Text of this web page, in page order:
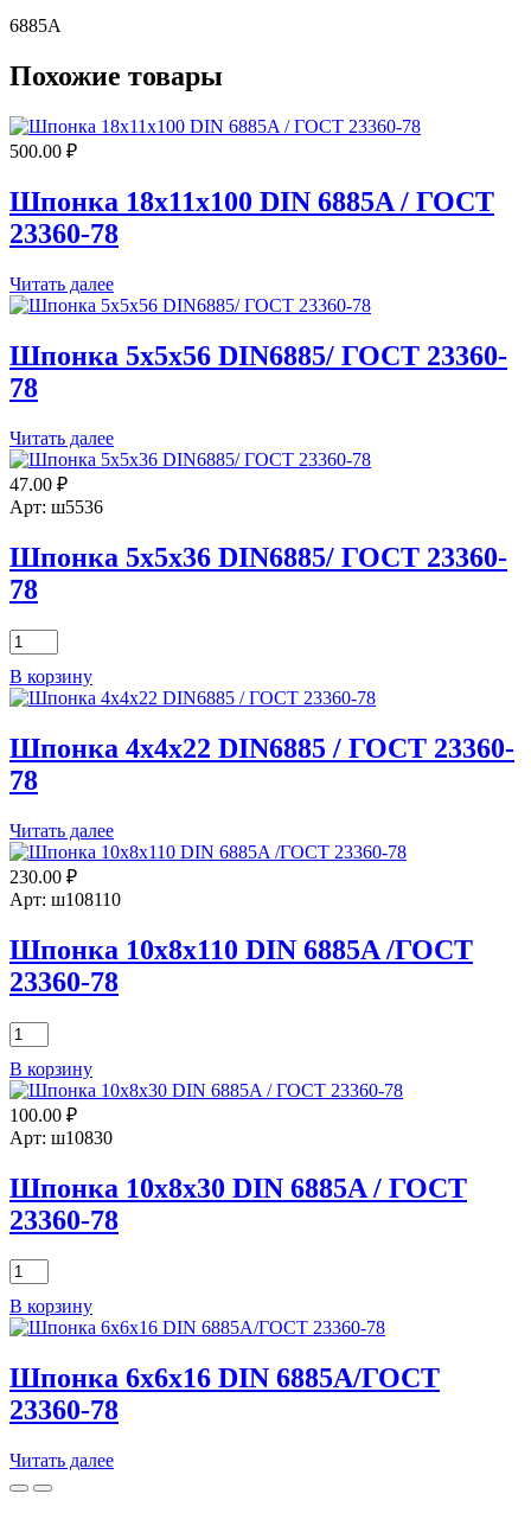
6885А
Похожие товары
500.00 ₽
Шпонка 18х11х100 DIN 6885A / ГОСТ
23360-78
Читать далее
Шпонка 5х5х56 DIN6885/ ГОСТ 23360-
78
Читать далее
47.00 ₽
Арт: ш5536
Шпонка 5х5х36 DIN6885/ ГОСТ 23360-
78
Количество
товара
Шпонка
5х5х36
ГОСТ
23360-
78
В корзину
Шпонка 4x4x22 DIN6885 / ГОСТ 23360-
78
Читать далее
230.00 ₽
Арт: ш108110
Шпонка 10х8х110 DIN 6885A /ГОСТ
23360-78
Количество
товара
Шпонка
10х8х110
DIN
6885A
ГОСТ
23360-
78
В корзину
100.00 ₽
Арт: ш10830
Шпонка 10х8х30 DIN 6885A / ГОСТ
23360-78
Количество
товара
Шпонка
10х8х30
6885A
/
ГОСТ
78
В корзину
Шпонка 6х6х16 DIN 6885A/ГОСТ
23360-78
Читать далее